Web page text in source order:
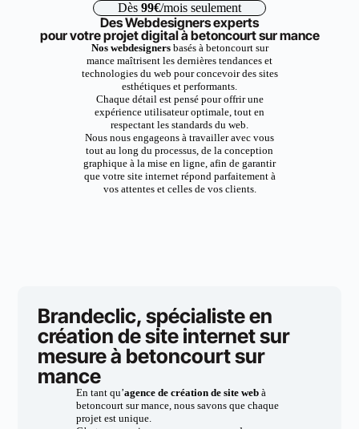
Dès 99€/mois seulement
Des Webdesigners experts
pour votre projet digital à betoncourt sur mance
Nos webdesignersbasés à betoncourt sur
mance maîtrisent les dernières tendances et
technologies du web pour concevoir des sites
esthétiques et performants.
Chaque détail est pensé pour offrir une
expérience utilisateur optimale, tout en
respectant les standards du web.
Nous nous engageons à travailler avec vous
tout au long du processus, de la conception
graphique à la mise en ligne, afin de garantir
que votre site internet répond parfaitement à
vos attentes et celles de vos clients.
Brandeclic, spécialiste en
création de site internet sur
mesure à betoncourt sur
mance
En tant qu’agence de création de site webà
betoncourt sur mance, nous savons que chaque
projet est unique.